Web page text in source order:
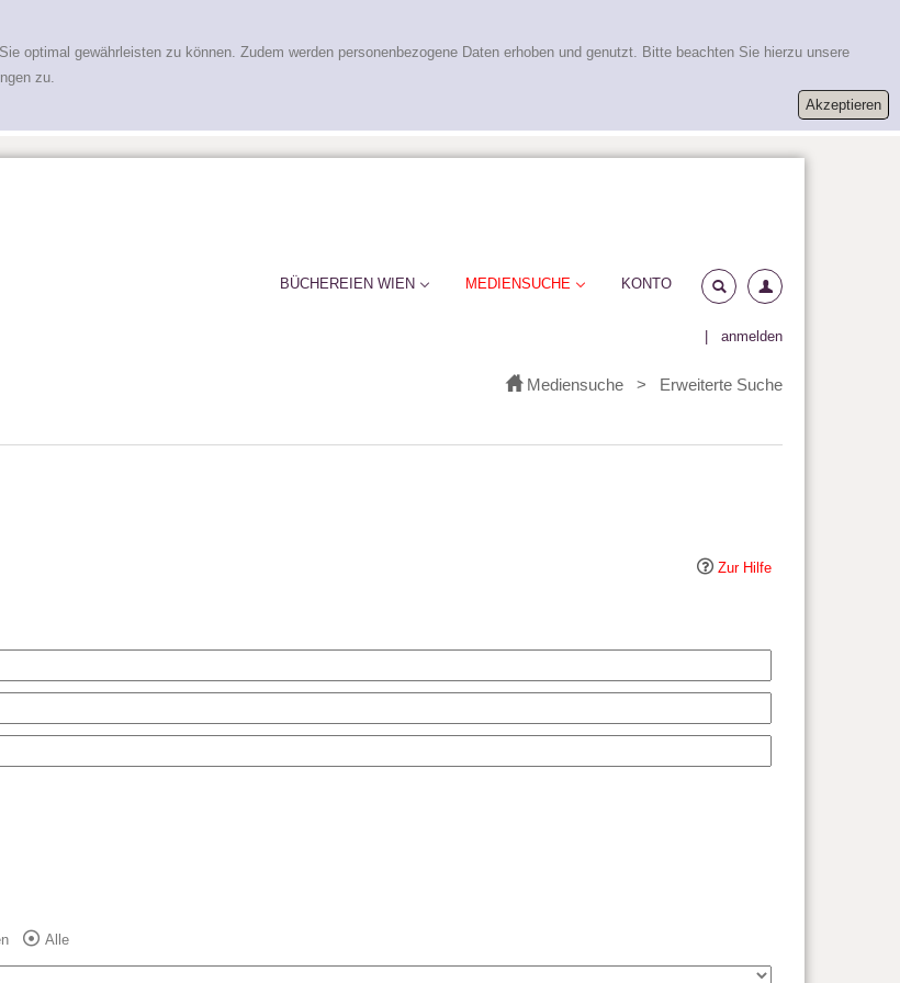
optimal gewährleisten zu können. Zudem werden personenbezogene Daten erhoben und genutzt. Bitte beachten Sie hierzu unsere
zu.
anmelden
BÜCHEREIEN WIEN MEDIENSUCHE KONTO
Mediensuche > Erweiterte Suche
Zur Hilfe
Alle